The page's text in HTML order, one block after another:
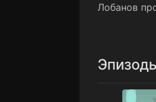
Лобанов
1 серия